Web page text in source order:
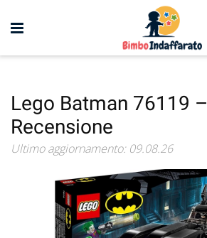
Lego Batman 76119 –
Recensione
Ultimo aggiornamento: 09.08.26